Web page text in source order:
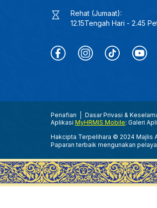
Rehat (Jumaat):
12.15Tengah Hari - 2.45
Penafian Dasar Privasi &
Aplikasi MyHRMIS Mobile: Galeri
Hakcipta Terpelihara © 2024 Majlis
Paparan terbaik mengunakan